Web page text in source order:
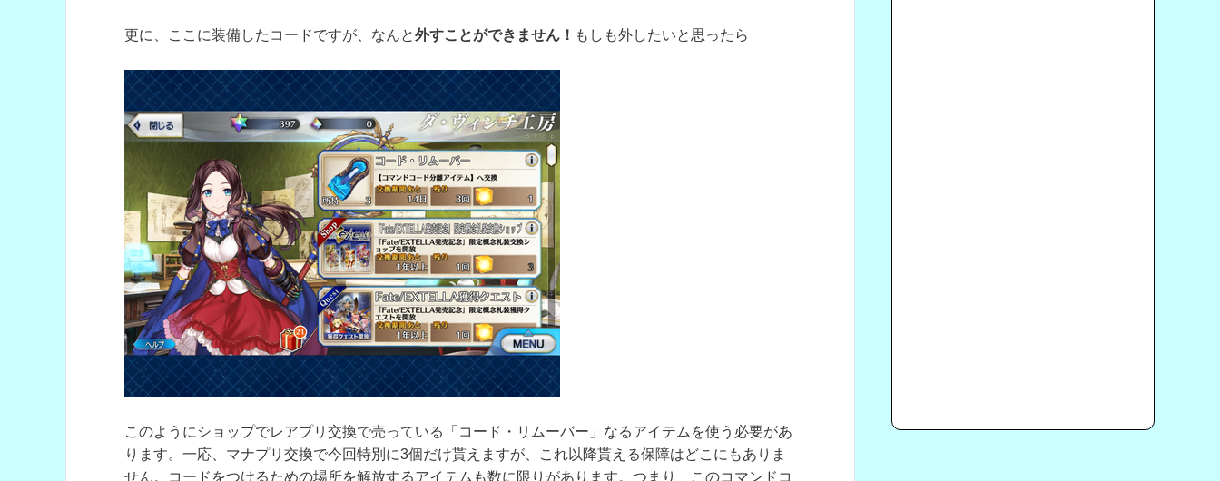
更に、ここに装備したコードですが、なんと外すことができません！ もしも外したいと思ったら
このようにショップでレアプリ交換で売っている「コード・リムーバー」なるアイテムを使う必要があ
ります。一応、マナプリ交換で今回特別に3個だけ貰えますが、これ以降貰える保障はどこにもありま
せん。コードをつけるための場所を解放するアイテムも数に限りがあります。つまり、このコマンドコ